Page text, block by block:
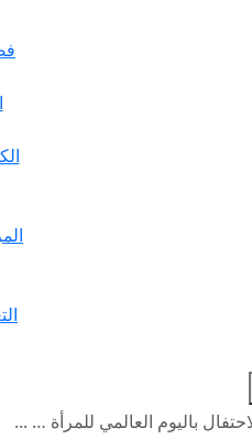
باليوم العالمي للمرأة … ...